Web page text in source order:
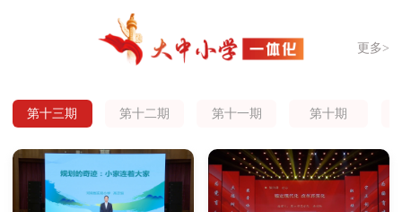
更多>
第十三期 第十二期 第十一期 第十期